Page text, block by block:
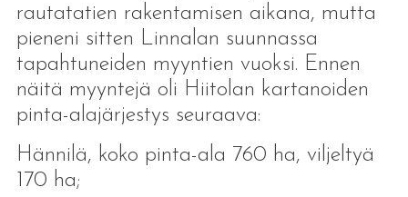
rautatatien rakentamisen aikana, mutta
pieneni sitten Linnalan suunnassa
tapahtuneiden myyntien vuoksi. Ennen
näitä myyntejä oli Hiitolan kartanoiden
pinta-alajärjestys seuraava:
Hännilä, koko pinta-ala 760 ha, viljeltyä
170 ha;